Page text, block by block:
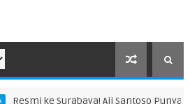
Aji Santoso Punya Misi Besar